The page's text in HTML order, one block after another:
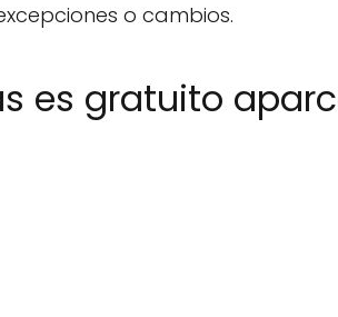
o cambios.
es gratuito